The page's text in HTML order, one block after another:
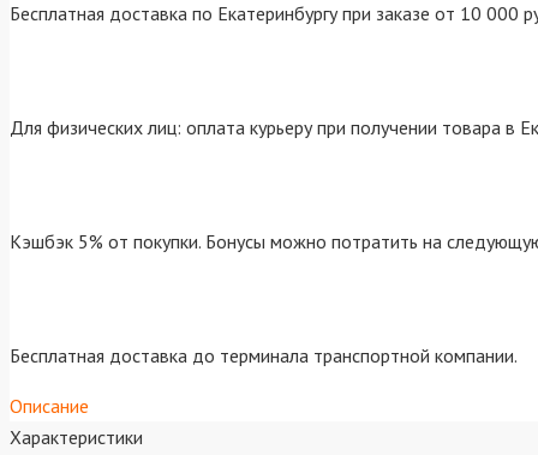
Бесплатная доставка по Екатеринбургу при заказе от 10 000
Для физических лиц: оплата курьеру при получении товара в
Кэшбэк 5% от покупки. Бонусы можно потратить на
Бесплатная доставка до терминала транспортной компании.
Описание
Характеристики